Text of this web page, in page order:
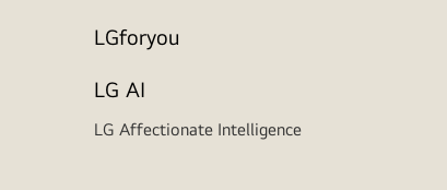
LGforyou
LG AI
LG Affectionate Intelligence